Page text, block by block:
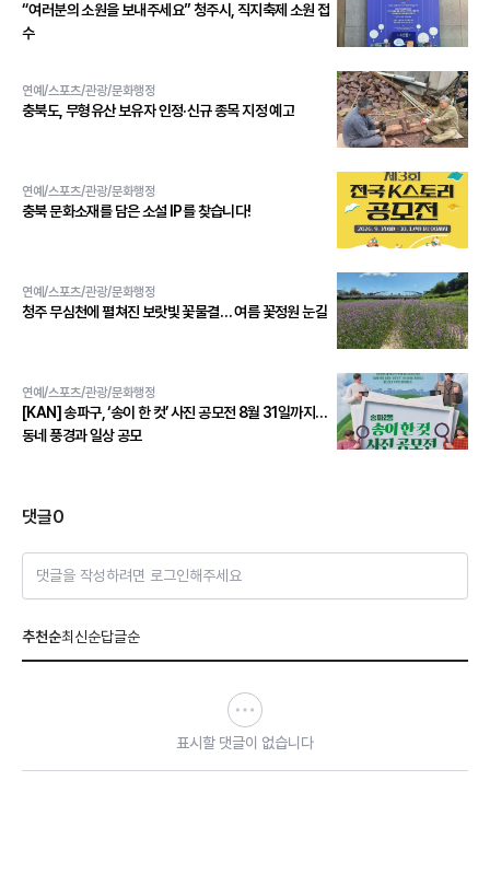
“여러분의 소원을 보내주세요” 청주시, 직지축제 소원 접
수
연예/스포츠/관광/문화행정
충북도, 무형유산 보유자 인정·신규 종목 지정 예고
연예/스포츠/관광/문화행정
충북 문화소재를 담은 소설 IP를 찾습니다!
연예/스포츠/관광/문화행정
청주 무심천에 펼쳐진 보랏빛 꽃물결… 여름 꽃정원 눈길
연예/스포츠/관광/문화행정
[KAN] 송파구, ‘송이 한 컷’ 사진 공모전 8월 31일까지…
동네 풍경과 일상 공모
댓글0
댓글을 작성하려면 로그인해주세요
추천순최신순답글순
표시할 댓글이 없습니다